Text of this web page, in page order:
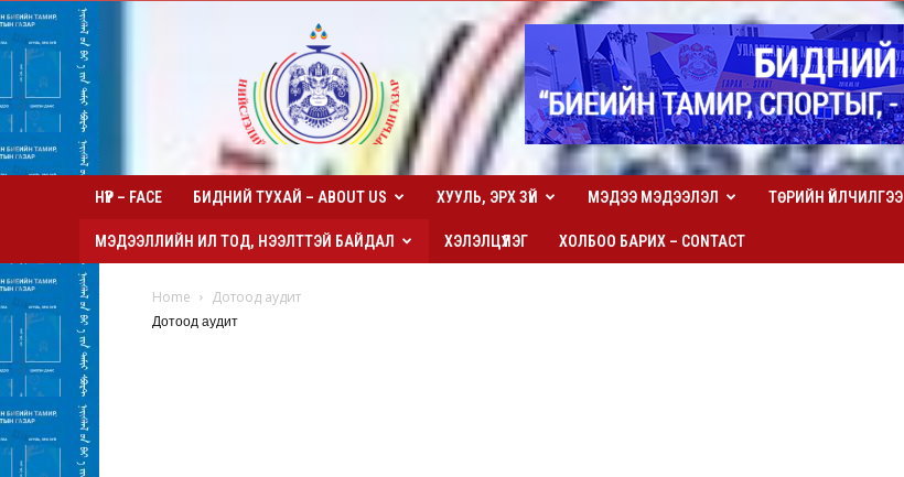
НҮҮР – FACE БИДНИЙ ТУХАЙ – ABOUT US ХУУЛЬ, ЭРХ ЗҮЙ МЭДЭЭ МЭДЭЭЛЭЛ ТӨРИЙН ҮЙЛЧИЛГЭЭ
МЭДЭЭЛЛИЙН ИЛ ТОД, НЭЭЛТТЭЙ БАЙДАЛ ХЭЛЭЛЦҮҮЛЭГ ХОЛБОО БАРИХ – CONTACT
Home
Дотоод аудит
Дотоод аудит